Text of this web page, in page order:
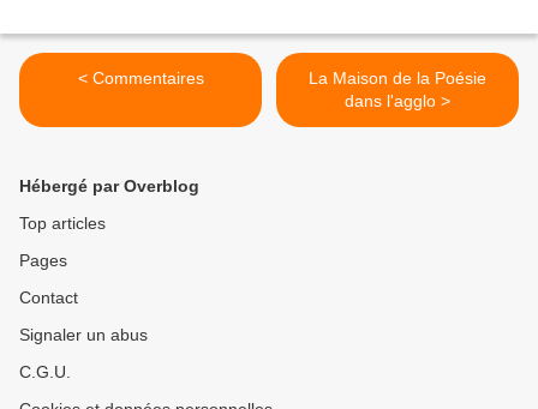
< Commentaires
La Maison de la Poésie
dans l'agglo >
Hébergé par Overblog
Top articles
Pages
Contact
Signaler un abus
C.G.U.